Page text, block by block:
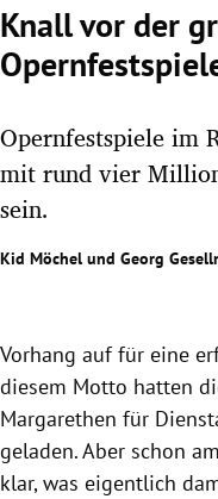
Untermenü
Untermenü
Untermenü
Untermenü
Untermenü
Knall vor der
Opernfestspiele im
mit rund vier
sein.
Kid Möchel und Georg
Vorhang auf für eine
diesem Motto hatten
Margarethen für
geladen. Aber schon
klar, was eigentlich